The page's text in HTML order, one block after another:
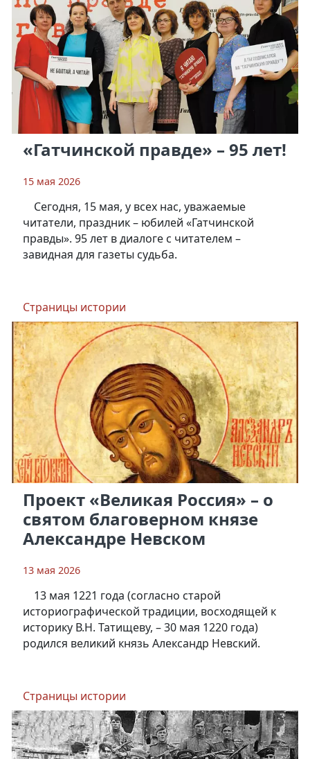
«Гатчинской правде» – 95 лет!
15 мая 2026
Сегодня, 15 мая, у всех нас, уважаемые
читатели, праздник – юбилей «Гатчинской
правды». 95 лет в диалоге с читателем –
завидная для газеты судьба.
Страницы истории
Проект «Великая Россия» – о
святом благоверном князе
Александре Невском
13 мая 2026
13 мая 1221 года (согласно старой
историографической традиции, восходящей к
историку В.Н. Татищеву, – 30 мая 1220 года)
родился великий князь Александр Невский.
Страницы истории